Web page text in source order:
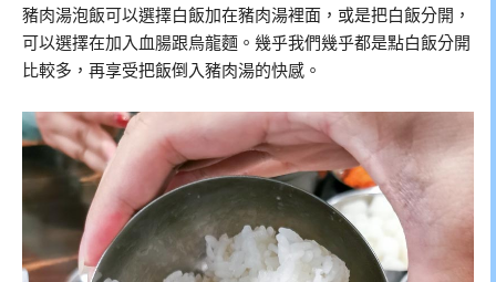
豬肉湯泡飯可以選擇白飯加在豬肉湯裡面，或是把白飯分開，
可以選擇在加入血腸跟烏龍麵。幾乎我們幾乎都是點白飯分開
比較多，再享受把飯倒入豬肉湯的快感。